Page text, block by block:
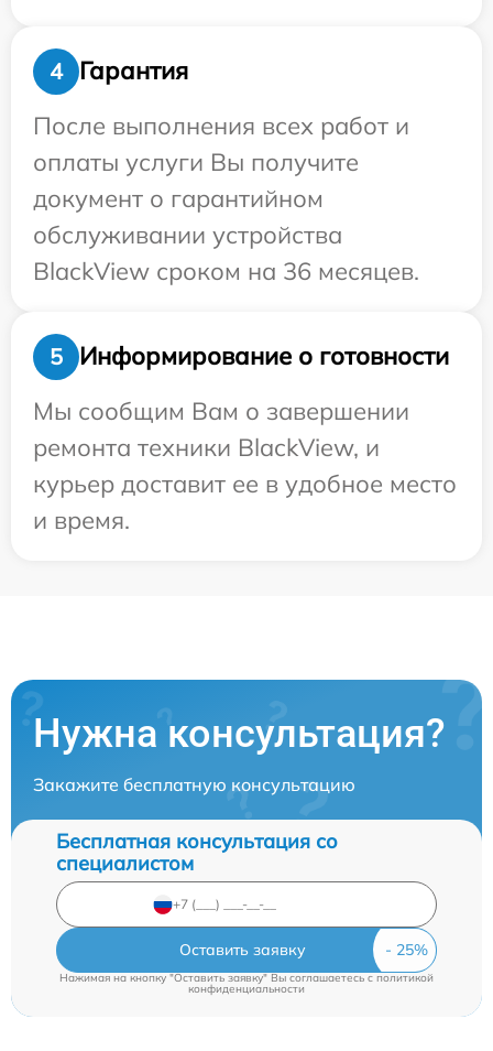
4
Гарантия
После выполнения всех работ и
оплаты услуги Вы получите
документ о гарантийном
обслуживании устройства
BlackView сроком на 36 месяцев.
5
Информирование о готовности
Мы сообщим Вам о завершении
ремонта техники BlackView, и
курьер доставит ее в удобное место
и время.
Нужна консультация?
Закажите бесплатную консультацию
Бесплатная консультация со
специалистом
Оставить заявку
Нажимая на кнопку "Оставить заявку" Вы соглашаетесь cполитикой
конфиденциальности